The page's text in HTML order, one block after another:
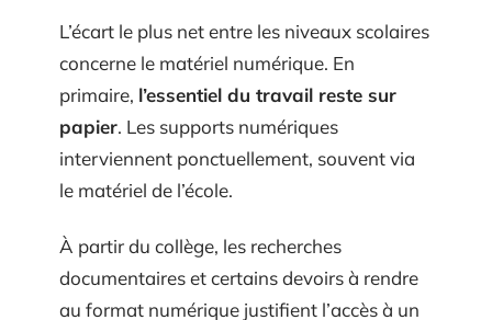
L’écart le plus net entre les niveaux scolaires
concerne le matériel numérique. En
primaire, l’essentiel du travail reste sur
papier. Les supports numériques
interviennent ponctuellement, souvent via
le matériel de l’école.
À partir du collège, les recherches
documentaires et certains devoirs à rendre
au format numérique justifient l’accès à un